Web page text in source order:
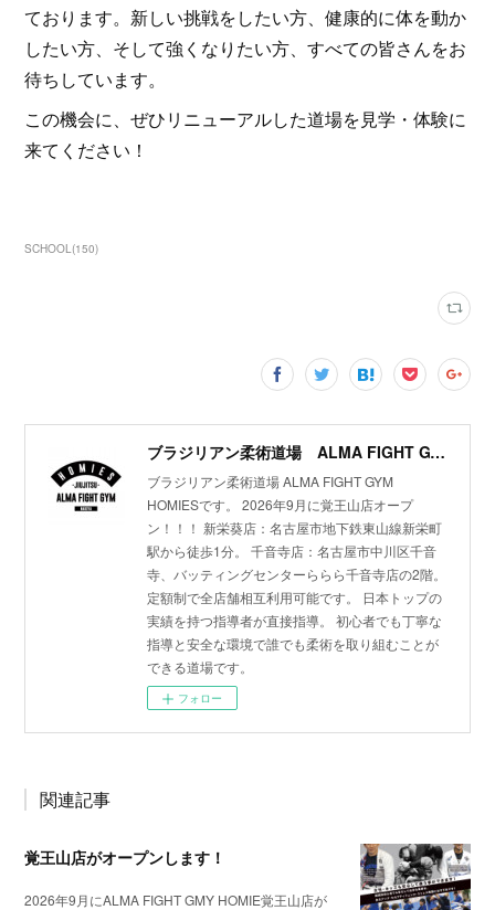
ております。新しい挑戦をしたい方、健康的に体を動か
したい方、そして強くなりたい方、すべての皆さんをお
待ちしています。
この機会に、ぜひリニューアルした道場を見学・体験に
来てください！
SCHOOL(150)
ブラジリアン柔術道場 ALMA FIGHT GYM HOMIES(ホーミーズ)
ブラジリアン柔術道場 ALMA FIGHT GYM
HOMIESです。 2026年9月に覚王山店オープ
ン！！！ 新栄葵店：名古屋市地下鉄東山線新栄町
駅から徒歩1分。 千音寺店：名古屋市中川区千音
寺、バッティングセンターららら千音寺店の2階。
定額制で全店舗相互利用可能です。 日本トップの
実績を持つ指導者が直接指導。 初心者でも丁寧な
指導と安全な環境で誰でも柔術を取り組むことが
できる道場です。
フォロー
関連記事
覚王山店がオープンします！
2026年9月にALMA FIGHT GMY HOMIE覚王山店が